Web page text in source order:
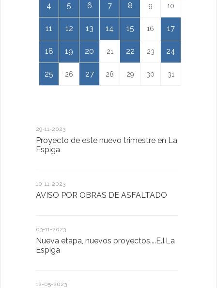
4 5 6 7 8 9 10
11 12 13 14 15 16 17
18 19 20 21 22 23 24
25 26 27 28 29 30 31
29-11-2023
Proyecto de este nuevo trimestre en La
Espiga
10-11-2023
AVISO POR OBRAS DE ASFALTADO
03-11-2023
Nueva etapa, nuevos proyectos....E.I.La
Espiga
12-05-2023